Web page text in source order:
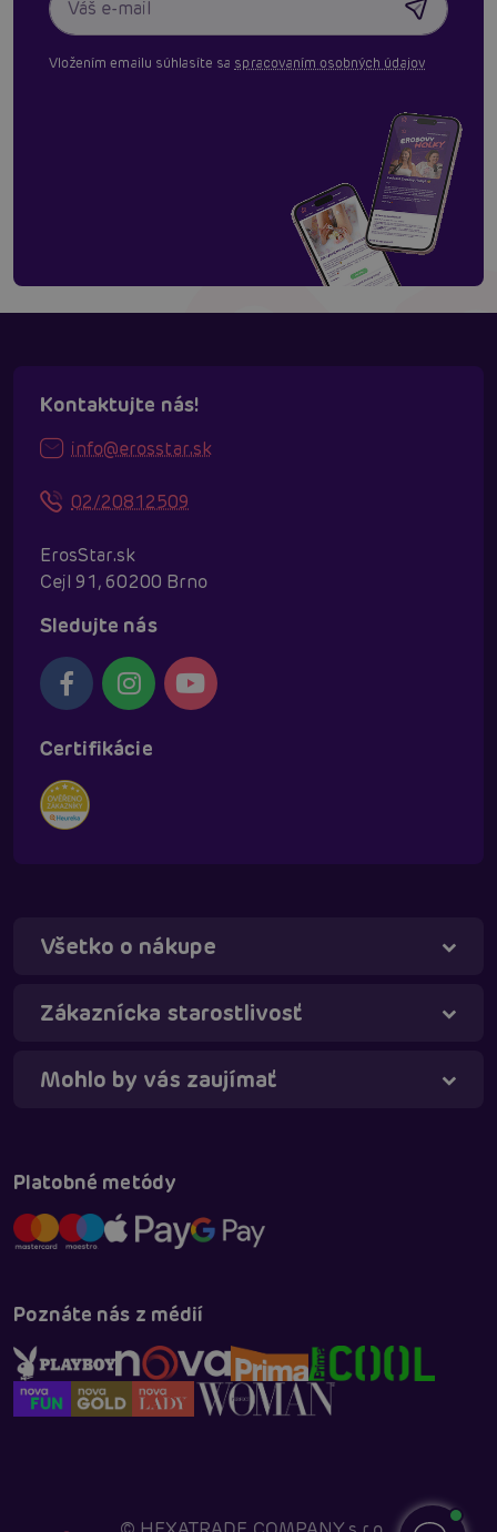
Vložením emailu súhlasíte sa spracovaním osobných údajov
Kontaktujte nás!
info@erosstar.sk
02/20812509
ErosStar.sk
Cejl 91, 60200 Brno
Sledujte nás
Certifikácie
Všetko o nákupe
Zákaznícka starostlivosť
Mohlo by vás zaujímať
Platobné metódy
Poznáte nás z médií
Táňa - virtuálna asistentka